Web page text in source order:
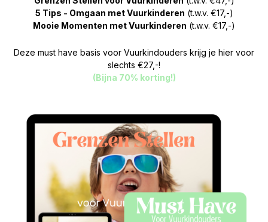
5 Tips - Omgaan met Vuurkinderen (t.w.v. €17,-)
Mooie Momenten met Vuurkinderen (t.w.v. €17,-)
Deze must have basis voor Vuurkindouders krijg je hier voor
slechts €27,-!
(Bijna 70% korting!)